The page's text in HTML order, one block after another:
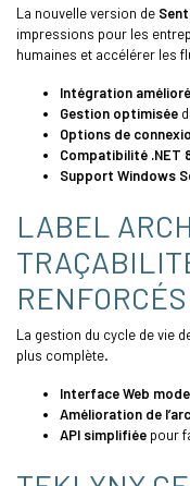
La nouvelle version de
impressions pour les
humaines et accélérer les
Intégration
Gestion optimisée
Options de
Compatibilité .NET
Support Windows
LABEL
RENFORCÉS
La gestion du cycle de vie
plus complète.
Interface Web
Amélioration de
API simplifiée pour